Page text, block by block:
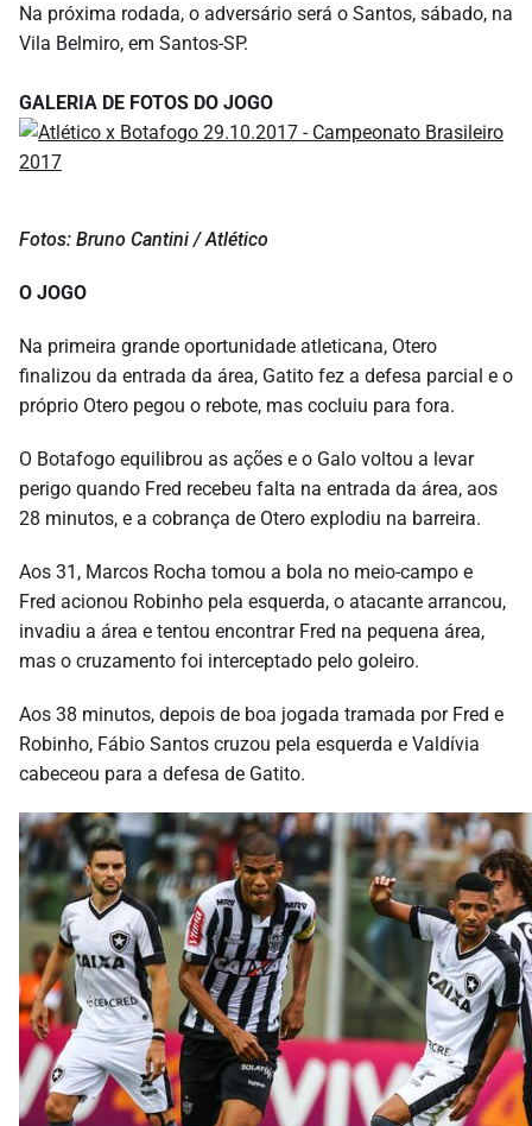
Na próxima rodada, o adversário será o Santos, sábado, na
Vila Belmiro, em Santos-SP.
GALERIA DE FOTOS DO JOGO
Fotos: Bruno Cantini / Atlético
O JOGO
Na primeira grande oportunidade atleticana, Otero
finalizou da entrada da área, Gatito fez a defesa parcial e o
próprio Otero pegou o rebote, mas cocluiu para fora.
O Botafogo equilibrou as ações e o Galo voltou a levar
perigo quando Fred recebeu falta na entrada da área, aos
28 minutos, e a cobrança de Otero explodiu na barreira.
Aos 31, Marcos Rocha tomou a bola no meio-campo e
Fred acionou Robinho pela esquerda, o atacante arrancou,
invadiu a área e tentou encontrar Fred na pequena área,
mas o cruzamento foi interceptado pelo goleiro.
Aos 38 minutos, depois de boa jogada tramada por Fred e
Robinho, Fábio Santos cruzou pela esquerda e Valdívia
cabeceou para a defesa de Gatito.